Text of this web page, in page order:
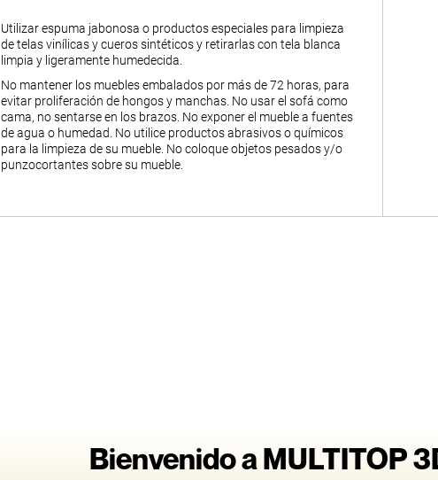
Utilizar espuma jabonosa o productos especiales para limpieza
de telas vinílicas y cueros sintéticos y retirarlas con tela blanca
limpia y ligeramente humedecida.
No mantener los muebles embalados por más de 72 horas, para
evitar proliferación de hongos y manchas. No usar el sofá como
cama, no sentarse en los brazos. No exponer el mueble a fuentes
de agua o humedad. No utilice productos abrasivos o químicos
para la limpieza de su mueble. No coloque objetos pesados y/o
punzocortantes sobre su mueble.